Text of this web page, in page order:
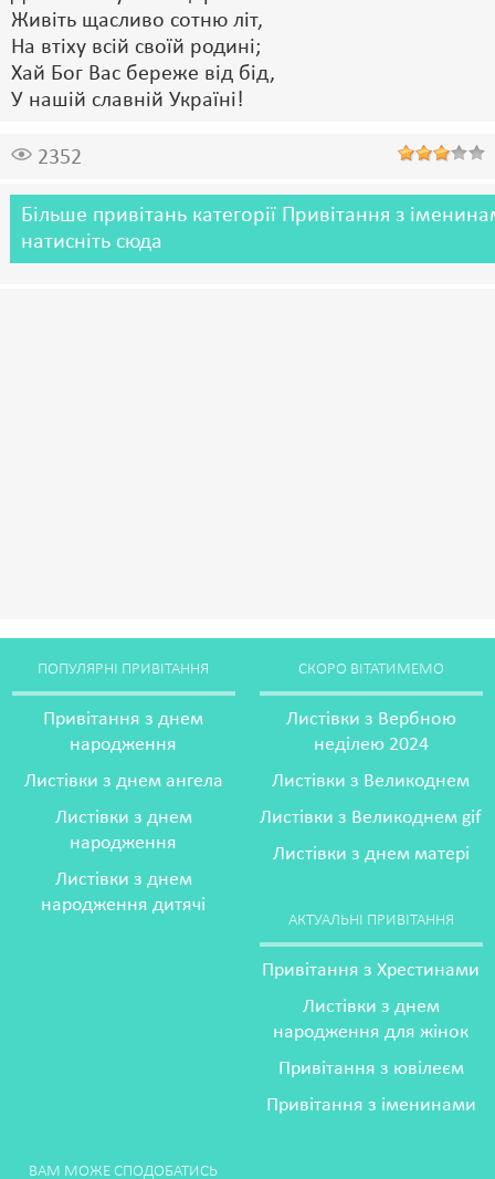
Живіть щасливо сотню літ,
На втіху всій своїй родині;
Хай Бог Вас береже від бід,
У нашій славній Україні!
2352
Більше привітань категорії Привітання з
натисніть сюда
ПОПУЛЯРНІ ПРИВІТАННЯ
Привітання з днем
народження
Листівки з днем ангела
Листівки з днем
народження
Листівки з днем
народження дитячі
СКОРО ВІТАТИМЕМО
Листівки з Вербною
неділею 2024
Листівки з Великоднем
Листівки з Великоднем gif
Листівки з днем матері
АКТУАЛЬНІ ПРИВІТАННЯ
Привітання з Хрестинами
Листівки з днем
народження для жінок
Привітання з ювілеєм
Привітання з іменинами
ВАМ МОЖЕ СПОДОБАТИСЬ